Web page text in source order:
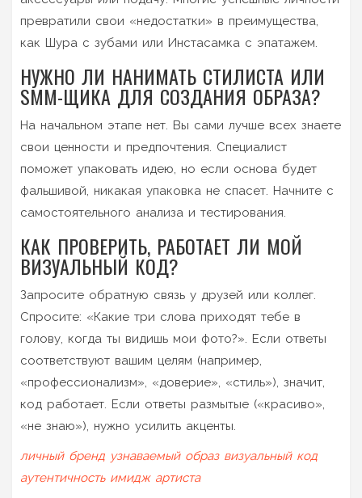
превратили свои «недостатки» в преимущества,
как Шура с зубами или Инстасамка с эпатажем.
НУЖНО ЛИ НАНИМАТЬ СТИЛИСТА ИЛИ
SMM-ЩИКА ДЛЯ СОЗДАНИЯ ОБРАЗА?
На начальном этапе нет. Вы сами лучше всех знаете
свои ценности и предпочтения. Специалист
поможет упаковать идею, но если основа будет
фальшивой, никакая упаковка не спасет. Начните с
самостоятельного анализа и тестирования.
КАК ПРОВЕРИТЬ, РАБОТАЕТ ЛИ МОЙ
ВИЗУАЛЬНЫЙ КОД?
Запросите обратную связь у друзей или коллег.
Спросите: «Какие три слова приходят тебе в
голову, когда ты видишь мои фото?». Если ответы
соответствуют вашим целям (например,
«профессионализм», «доверие», «стиль»), значит,
код работает. Если ответы размытые («красиво»,
«не знаю»), нужно усилить акценты.
личный бренд узнаваемый образ визуальный код
аутентичность имидж артиста